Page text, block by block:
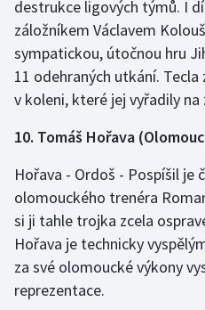
destrukce ligových týmů. I
záložníkem Václavem
sympatickou, útočnou hru
11 odehraných utkání.
v koleni, které jej vyřadily
10. Tomáš Hořava
Hořava - Ordoš - Pospíšil je
olomouckého trenéra
si ji tahle trojka zcela
Hořava je technicky
za své olomoucké výkony
reprezentace.